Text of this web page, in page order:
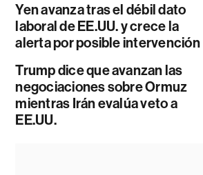
Yen avanza tras el débil dato
laboral de EE.UU. y crece la
alerta por posible intervención
Trump dice que avanzan las
negociaciones sobre Ormuz
mientras Irán evalúa veto a
EE.UU.